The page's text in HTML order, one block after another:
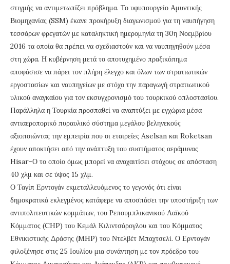
στιγμής να αντιμετωπίζει πρόβλημα. Το υφυπουργείο Αμυντικής
Βιομηχανίας (SSM) έκανε προκήρυξη διαγωνισμού για τη ναυπήγηση
τεσσάρων φρεγατών με καταληκτική ημερομηνία τη 30η Νοεμβρίου
2016 τα οποία θα πρέπει να σχεδιαστούν και να ναυπηγηθούν μέσα
στη χώρα. Η κυβέρνηση μετά το αποτυχημένο πραξικόπημα
αποφάσισε να πάρει τον πλήρη έλεγχο και όλων των στρατιωτικών
εργοστασίων και ναυπηγείων με στόχο την παραγωγή στρατιωτικού
υλικού αναγκαίου για τον εκσυγχρονισμό του τουρκικού οπλοστασίου.
Παράλληλα η Τουρκία προσπαθεί να αναπτύξει με εγχώρια μέσα
αντιαεροπορικό πυραυλικό σύστημα μεγάλου βεληνεκούς
αξιοποιώντας την εμπειρία που οι εταιρείες Aselsan και Roketsan
έχουν αποκτήσει από την ανάπτυξη του συστήματος αεράμυνας
Hisar-Ο το οποίο όμως μπορεί να αναχαιτίσει στόχους σε απόσταση
40 χλμ και σε ύψος 15 χλμ.
Ο Ταγίπ Ερντογάν εκμεταλλευόμενος το γεγονός ότι είναι
δημοκρατικά εκλεγμένος κατάφερε να αποσπάσει την υποστήριξη των
αντιπολιτευτικών κομμάτων, του Ρεπουμπλικανικού Λαϊκού
Κόμματος (CHP) του Κεμάλ Κιλιντσάρογλου και του Κόμματος
Εθνικιστικής Δράσης (MHP) του Ντελβέτ Μπαχτσελί. Ο Ερντογάν
φιλοξένησε στις 25 Ιουλίου μια συνάντηση με τον πρόεδρο του